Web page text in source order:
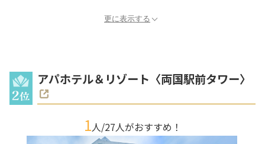
更に表示する
アパホテル＆リゾート〈両国駅前タワー〉
1人/27人がおすすめ！